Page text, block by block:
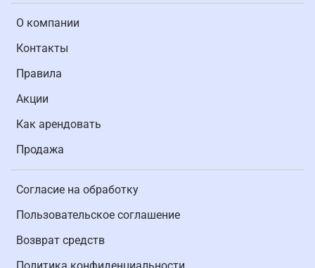
О компании
Контакты
Правила
Акции
Как арендовать
Продажа
Согласие на обработку
Пользовательское соглашение
Возврат средств